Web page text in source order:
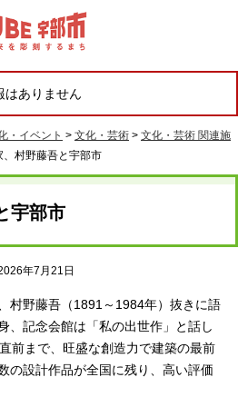
はありません
・イベント > 文化・芸術 > 文化・芸術 関連施
、村野藤吾と宇部市
宇部市
年7月21日
村野藤吾（1891～1984年）抜きに語
、記念会館は「私の出世作」と話し
前まで、旺盛な創造力で建築の最前
の設計作品が全国に残り、高い評価